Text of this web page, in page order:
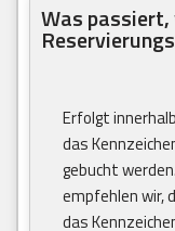
Was passiert,
Erfolgt
das
gebucht
empfehlen wir,
das